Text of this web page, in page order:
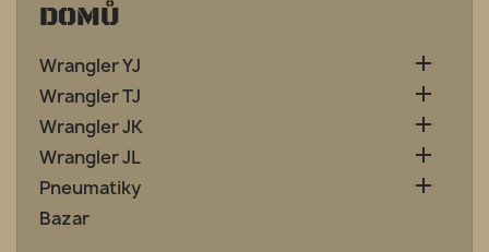
DOMŮ
Wrangler YJ 
Wrangler TJ 
Wrangler JK 
Wrangler JL 
Pneumatiky 
Bazar